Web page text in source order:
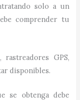
solo a un
comprender tu
rastreadores GPS,
disponibles.
se obtenga debe